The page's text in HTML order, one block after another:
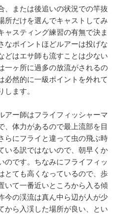
、または後追いの状況での竿抜
所だけを選んでキャストしてみ
ャスティング練習の有無で決ま
なポイントほどルアーは投げな
どはエサ師も流すことは少ない
一ヶ所に過多の放流がされるの
必然的に一級ポイントを外れて
ます。
アー師はフライフィッシャーマ
、体力があるので最上流部を目
らにフライと違って虫の飛ぶ時
いる訳ではないので、朝早くか
のです。ちなみにフライフィッ
とても高くなっているので、歩
いて一番近いところから入る傾
今の渓流は真ん中ら辺が人が少
から入渓した場所が良い、とい